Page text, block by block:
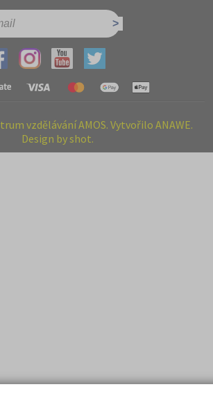
vzdělávání AMOS. Vytvořilo ANAWE.
Design by shot.